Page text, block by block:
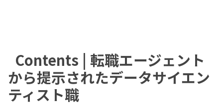
Contents | 転職エージェント
から提示されたデータサイエン
ティスト職